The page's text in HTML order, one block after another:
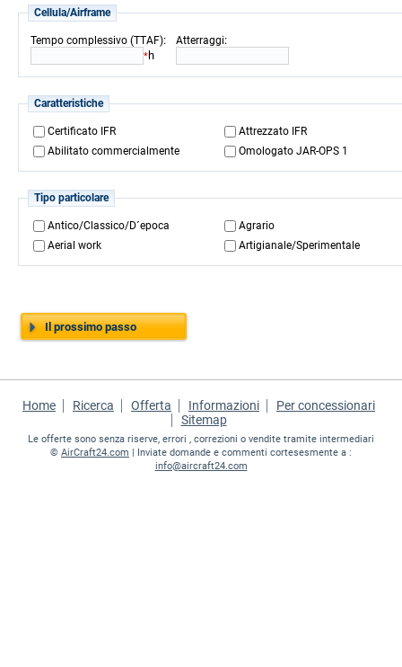
Cellula/Airframe
Tempo complessivo (TTAF):
*h
Atterraggi:
Caratteristiche
Certificato IFR
Attrezzato IFR
Abilitato commercialmente
Omologato JAR-OPS 1
Tipo particolare
Antico/Classico/D´epoca
Agrario
Aerial work
Artigianale/Sperimentale
Il prossimo passo
Home Ricerca Offerta Informazioni
Per concessionari
Sitemap
Le offerte sono senza riserve, errori , correzioni o vendite tramite intermediari
© AirCraft24.com | Inviate domande e commenti cortesesmente a :
info@aircraft24.com